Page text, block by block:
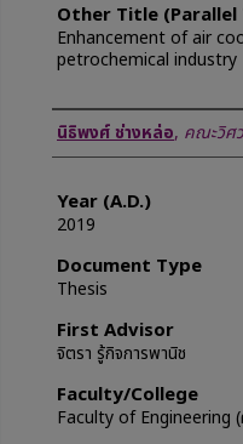
Other Title (Parallel
Enhancement of air
petrochemical industry
Author
นิธิพงศ์ ช่างหล่อ, คณะวิศ
Year (A.D.)
2019
Document Type
Thesis
First Advisor
จิตรา รู้กิจการพานิช
Faculty/College
Faculty of Engineering